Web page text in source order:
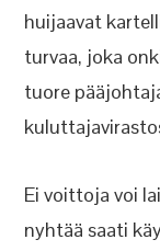
huijaavat
turvaa, joka
tuore
Ei voittoja voi
nyhtää saati